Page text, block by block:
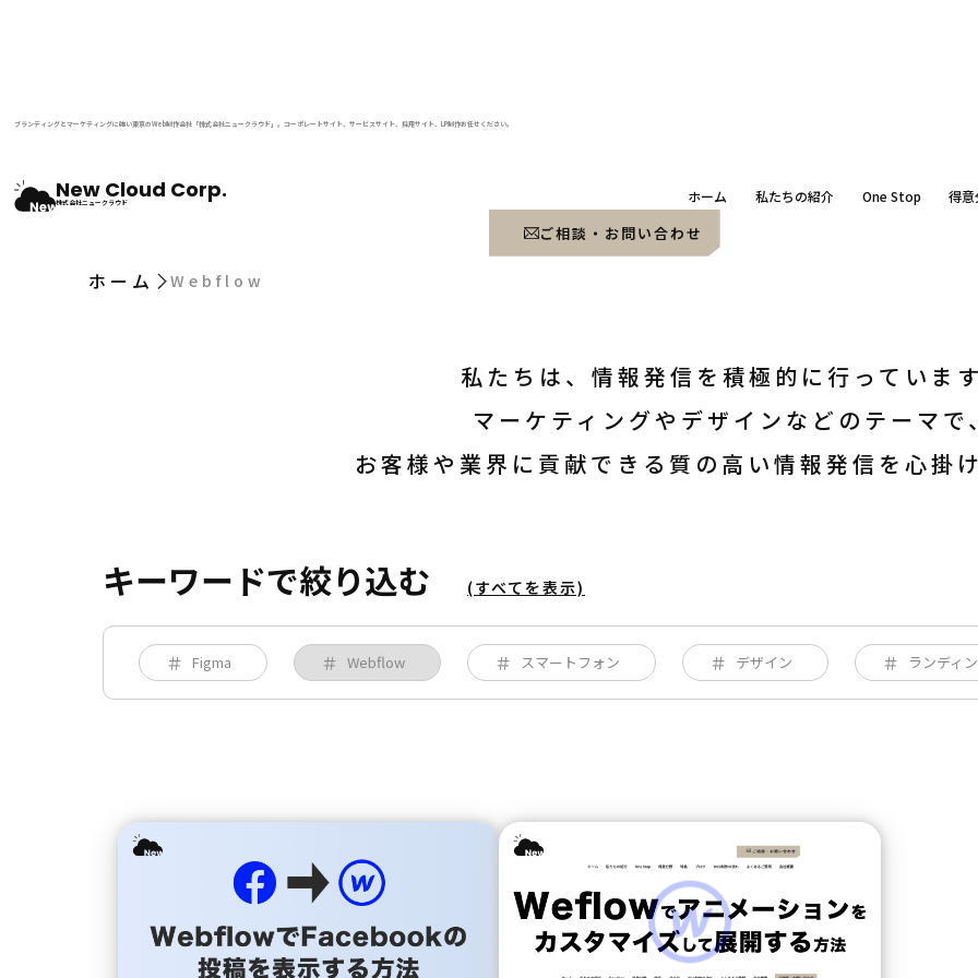
ブランディングとマーケティングに強い東京のWeb制作会社「株式会社ニュークラウド」。コーポレートサイト、サービスサイト、採用サイト、LP制作お任せください。
New Cloud Corp.
株式会社ニュークラウド ホーム 私たちの紹介 One Stop 得
ご相談・お問い合わせ
BLOG
ホーム Webflow
私たちは、情報発信を積極的に行っています
マーケティングやデザインなどのテーマで、
お客様や業界に貢献できる質の高い情報発信を心掛け
キーワードで絞り込む (すべてを表示)
Figma Webflow スマートフォン デザイン ランディ